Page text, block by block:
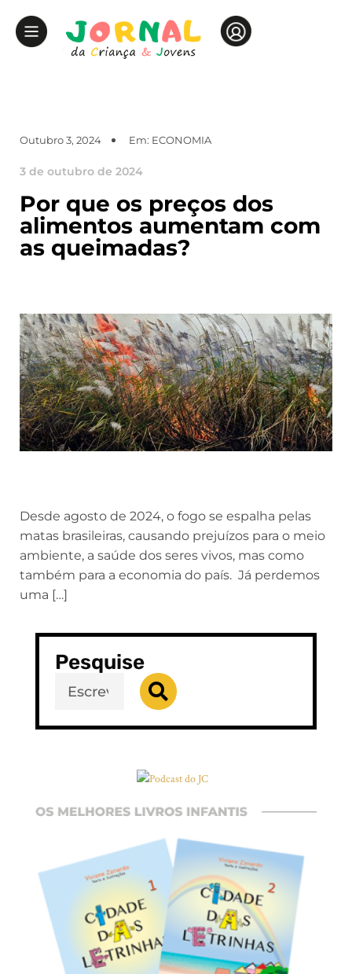
Outubro 3, 2024 Em: ECONOMIA
3 de outubro de 2024
Por que os preços dos
alimentos aumentam com
as queimadas?
Desde agosto de 2024, o fogo se espalha pelas
matas brasileiras, causando prejuízos para o meio
ambiente, a saúde dos seres vivos, mas como
também para a economia do país. Já perdemos
uma […]
Pesquise